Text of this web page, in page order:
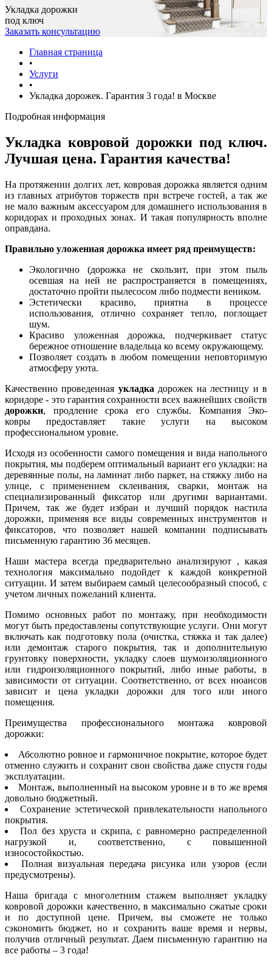
Укладка дорожки
под ключ
Заказать консультацию
Главная страница
•
Услуги
•
Укладка дорожек. Гарантия 3 года! в Москве
Подробная информация
Укладка ковровой дорожки под ключ.
Лучшая цена. Гарантия качества!
На протяжении долгих лет, ковровая дорожка является одним
из главных атрибутов торжеств при встрече гостей, а так же
не мало важным аксессуаром для домашнего использования в
коридорах и проходных зонах. И такая популярность вполне
оправдана.
Правильно уложенная дорожка имеет ряд преимуществ:
Экологично (дорожка не скользит, при этом пыль
осевшая на ней не распространяется в помещениях,
достаточно пройти пылесосом либо подмести веником.
Эстетически красиво, приятна в процессе
использования, отлично сохраняет тепло, поглощает
шум.
Красиво уложенная дорожка, подчеркивает статус
бережное отношение владельца ко всему окружающему.
Позволяет создать в любом помещении неповторимую
атмосферу уюта.
Качественно проведенная укладка дорожек на лестницу и в
коридоре - это гарантия сохранности всех важнейших свойств
дорожки, продление срока его службы. Компания Эко-
ковры предоставляет такие услуги на высоком
профессиональном уровне.
Исходя из особенности самого помещения и вида напольного
покрытия, мы подберем оптимальный вариант его укладки: на
деревянные полы, на ламинат либо паркет, на стяжку либо на
улице, с применением склеивания, сварки, монтаж на
специализированный фиксатор или другими вариантами.
Причем, так же будет избран и лучший порядок настила
дорожки, применяя все виды современных инструментов и
фиксаторов, что позволяет нашей компании подписывать
письменную гарантию 36 месяцев.
Наши мастера всегда предварительно анализируют , какая
технология максимально подойдет к каждой конкретной
ситуации. И затем выбираем самый целесообразный способ, с
учетом личных пожеланий клиента.
Помимо основных работ по монтажу, при необходимости
могут быть предоставлены сопутствующие услуги. Они могут
включать как подготовку пола (очистка, стяжка и так далее)
или демонтаж старого покрытия, так и дополнительную
грунтовку поверхности, укладку слоев шумоизоляционного
или гидроизоляционного покрытий, либо иные работы, в
зависимости от ситуации. Соответственно, от всех нюансов
зависит и цена укладки дорожки для того или иного
помещения.
Преимущества профессионального монтажа ковровой
дорожки:
Абсолютно ровное и гармоничное покрытие, которое будет
отменно служить и сохранит свои свойства даже спустя годы
эксплуатации.
Монтаж, выполненный на высоком уровне и в то же время
довольно бюджетный.
Сохранение эстетической привлекательности напольного
покрытия.
Пол без хруста и скрипа, с равномерно распределенной
нагрузкой и, соответственно, с повышенной
износостойкостью.
Полная визуальная передача рисунка или узоров (если
предусмотрены).
Наша бригада с многолетним стажем выполняет укладку
ковровой дорожки качественно, в максимально сжатые сроки
и по доступной цене. Причем, вы сможете не только
сэкономить бюджет, но и сохранить ваше время и нервы,
получив отличный результат. Даем письменную гарантию на
все работы – 3 года!